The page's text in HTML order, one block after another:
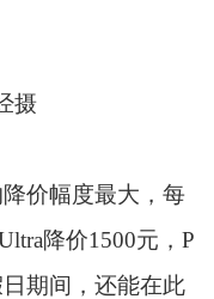
摄
价幅度最大，每
降价1500元，P
日期间，还能在此